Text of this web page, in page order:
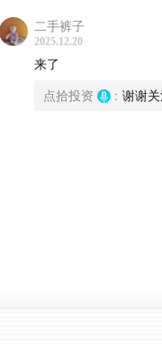
本章节主要探讨
作性强，核心思
绪影响，应用于
逆向思维买其股
二手裤子
2025.12.20
来了
点拾投资 : 谢谢关